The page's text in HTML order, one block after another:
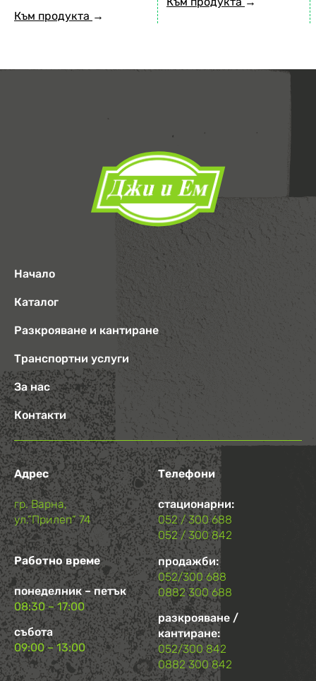
Към продукта →
Начало
Каталог
Разкрояване и кантиране
Транспортни услуги
За нас
Контакти
Адрес
гр. Варна,
ул.“Прилеп“ 74
Работно време
понеделник – петък
08:30 – 17:00
събота
09:00 – 13:00
Телефони
стационарни:
052 / 300 688
052 / 300 842
продажби:
052/300 688
0882 300 688
разкрояване /
кантиране:
052/300 842
0882 300 842